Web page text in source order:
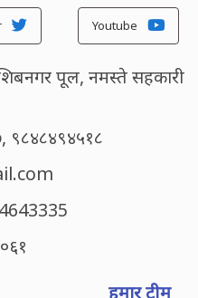
Youtube
पूल, नमस्ते सहकारी
९८४८४९४५१८
हमार टीम